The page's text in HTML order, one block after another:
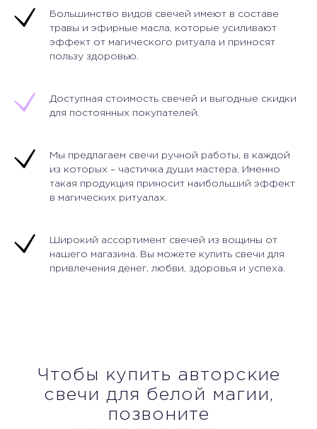
Большинство видов свечей имеют в составе
травы и эфирные масла, которые усиливают
эффект от магического ритуала и приносят
пользу здоровью.
Доступная стоимость свечей и выгодные скидки
для постоянных покупателей.
Мы предлагаем свечи ручной работы, в каждой
из которых – частичка души мастера. Именно
такая продукция приносит наибольший эффект
в магических ритуалах.
Широкий ассортимент свечей из вощины от
нашего магазина. Вы можете купить свечи для
привлечения денег, любви, здоровья и успеха.
Чтобы купить авторские
свечи для белой магии,
позвоните